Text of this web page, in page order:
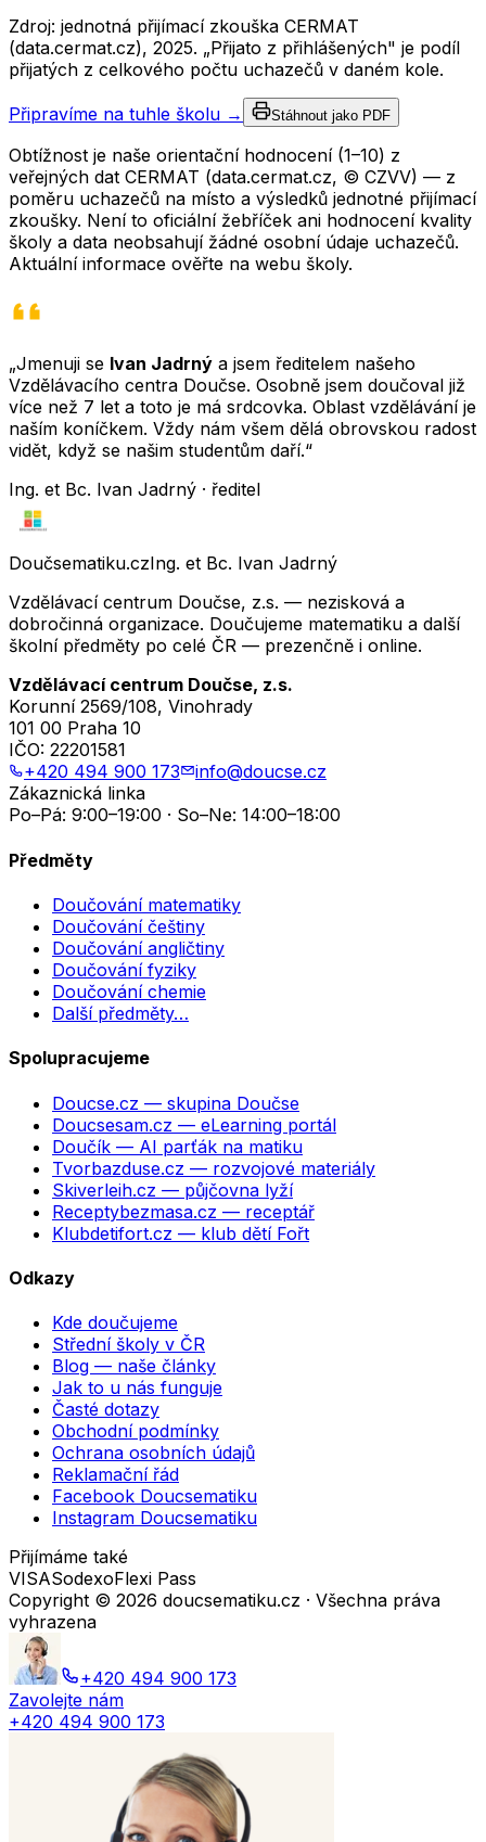
Zdroj: jednotná přijímací zkouška CERMAT
(data.cermat.cz), 2025. „Přijato z přihlášených" je podíl
přijatých z celkového počtu uchazečů v daném kole.
Připravíme na tuhle školu → Stáhnout jako PDF
Obtížnost je naše orientační hodnocení (1–10) z
veřejných dat CERMAT (data.cermat.cz, © CZVV) — z
poměru uchazečů na místo a výsledků jednotné přijímací
zkoušky. Není to oficiální žebříček ani hodnocení kvality
školy a data neobsahují žádné osobní údaje uchazečů.
Aktuální informace ověřte na webu školy.
„Jmenuji se Ivan Jadrný a jsem ředitelem našeho
Vzdělávacího centra Doučse. Osobně jsem doučoval již
více než 7 let a toto je má srdcovka. Oblast vzdělávání je
naším koníčkem. Vždy nám všem dělá obrovskou radost
vidět, když se našim studentům daří.“
Ing. et Bc. Ivan Jadrný · ředitel
Doučsematiku.czIng. et Bc. Ivan Jadrný
Vzdělávací centrum Doučse, z.s. — nezisková a
dobročinná organizace. Doučujeme matematiku a další
školní předměty po celé ČR — prezenčně i online.
Vzdělávací centrum Doučse, z.s.
Korunní 2569/108, Vinohrady
101 00 Praha 10
IČO: 22201581
+420 494 900 173
info@doucse.cz
Zákaznická linka
Po–Pá: 9:00–19:00 · So–Ne: 14:00–18:00
Předměty
Doučování matematiky
Doučování češtiny
Doučování angličtiny
Doučování fyziky
Doučování chemie
Další předměty…
Spolupracujeme
Doucse.cz — skupina Doučse
Doucsesam.cz — eLearning portál
Doučík — AI parťák na matiku
Tvorbazduse.cz — rozvojové materiály
Skiverleih.cz — půjčovna lyží
Receptybezmasa.cz — receptář
Klubdetifort.cz — klub dětí Fořt
Odkazy
Kde doučujeme
Střední školy v ČR
Blog — naše články
Jak to u nás funguje
Časté dotazy
Obchodní podmínky
Ochrana osobních údajů
Reklamační řád
Facebook Doucsematiku
Instagram Doucsematiku
Přijímáme také
VISASodexoFlexi Pass
Copyright © 2026 doucsematiku.cz · Všechna práva
vyhrazena
+420 494 900 173
Zavolejte nám
+420 494 900 173